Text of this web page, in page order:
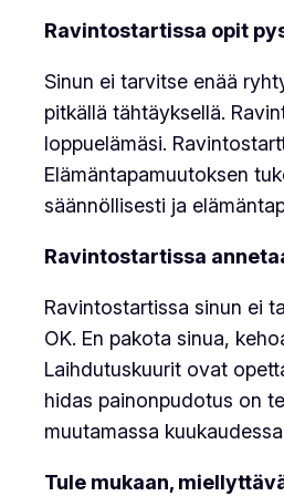
Ravintostartissa opit
Sinun ei tarvitse enää
pitkällä tähtäyksellä.
loppuelämäsi.
Elämäntapamuutoksen
säännöllisesti ja
Ravintostartissa
Ravintostartissa sinun ei
OK. En pakota sinua,
Laihdutuskuurit ovat
hidas painonpudotus on
muutamassa
Tule mukaan,